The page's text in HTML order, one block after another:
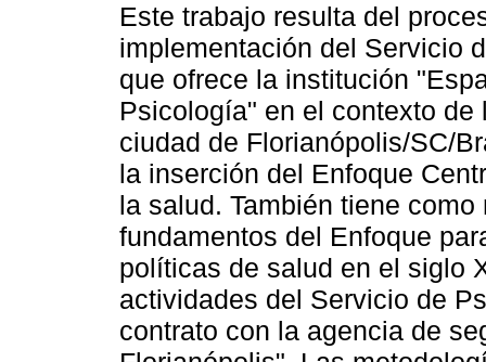
Este trabajo resulta del
implementación del Servicio
que ofrece la institución
Psicología" en el contexto de
ciudad de Florianópolis/SC/
la inserción del Enfoque
la salud. También tiene
fundamentos del Enfoque
políticas de salud en el siglo
actividades del Servicio de
contrato con la agencia de